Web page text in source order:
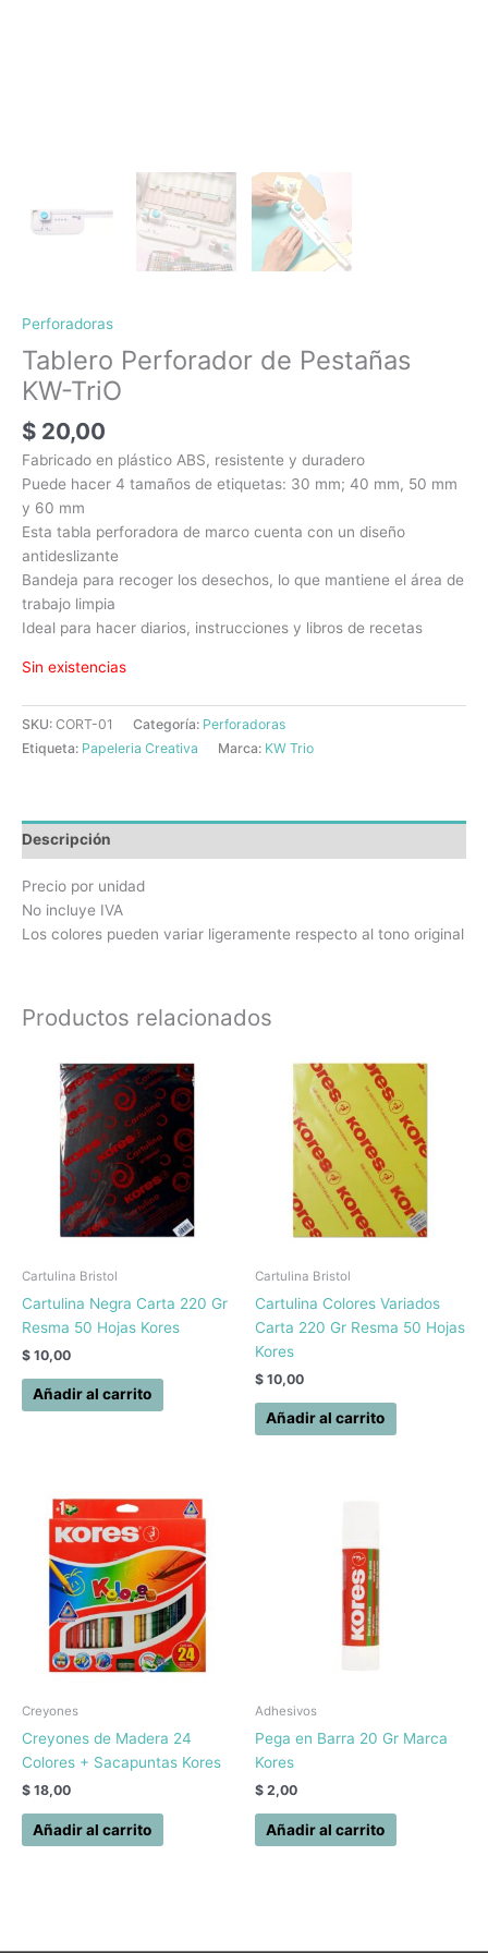
Perforadoras
Tablero Perforador de Pestañas
KW-TriO
$ 20,00
Fabricado en plástico ABS, resistente y duradero
Puede hacer 4 tamaños de etiquetas: 30 mm; 40 mm, 50 mm
y 60 mm
Esta tabla perforadora de marco cuenta con un diseño
antideslizante
Bandeja para recoger los desechos, lo que mantiene el área de
trabajo limpia
Ideal para hacer diarios, instrucciones y libros de recetas
Sin existencias
SKU: CORT-01 Categoría: Perforadoras
Etiqueta: Papeleria Creativa Marca: KW Trio
Descripción
Precio por unidad
No incluye IVA
Los colores pueden variar ligeramente respecto al tono original
Productos relacionados
Cartulina Bristol
Cartulina Negra Carta 220 Gr
Resma 50 Hojas Kores
$ 10,00
Añadir al carrito
Cartulina Bristol
Cartulina Colores Variados
Carta 220 Gr Resma 50 Hojas
Kores
$ 10,00
Añadir al carrito
Creyones
Creyones de Madera 24
Colores + Sacapuntas Kores
$ 18,00
Añadir al carrito
Adhesivos
Pega en Barra 20 Gr Marca
Kores
$ 2,00
Añadir al carrito